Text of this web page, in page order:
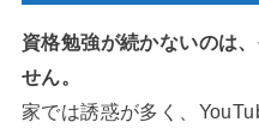
資格勉強が続かないのは
せん。
家では誘惑が多く、